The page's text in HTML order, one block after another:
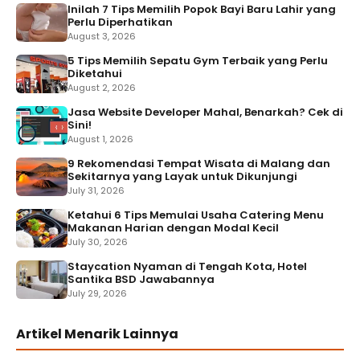
Inilah 7 Tips Memilih Popok Bayi Baru Lahir yang
Perlu Diperhatikan
August 3, 2026
5 Tips Memilih Sepatu Gym Terbaik yang Perlu
Diketahui
August 2, 2026
Jasa Website Developer Mahal, Benarkah? Cek di
Sini!
August 1, 2026
9 Rekomendasi Tempat Wisata di Malang dan
Sekitarnya yang Layak untuk Dikunjungi
July 31, 2026
Ketahui 6 Tips Memulai Usaha Catering Menu
Makanan Harian dengan Modal Kecil
July 30, 2026
Staycation Nyaman di Tengah Kota, Hotel
Santika BSD Jawabannya
July 29, 2026
Artikel Menarik Lainnya